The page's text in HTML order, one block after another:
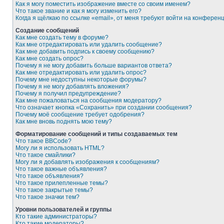
Как я могу поместить изображение вместе со своим именем?
Что такое звание и как я могу изменить его?
Когда я щёлкаю по ссылке «email», от меня требуют войти на
Создание сообщений
Как мне создать тему в форуме?
Как мне отредактировать или удалить сообщение?
Как мне добавить подпись к своему сообщению?
Как мне создать опрос?
Почему я не могу добавить больше вариантов ответа?
Как мне отредактировать или удалить опрос?
Почему мне недоступны некоторые форумы?
Почему я не могу добавлять вложения?
Почему я получил предупреждение?
Как мне пожаловаться на сообщения модератору?
Что означает кнопка «Сохранить» при создании сообщения?
Почему моё сообщение требует одобрения?
Как мне вновь поднять мою тему?
Форматирование сообщений и типы создаваемых тем
Что такое BBCode?
Могу ли я использовать HTML?
Что такое смайлики?
Могу ли я добавлять изображения к сообщениям?
Что такое важные объявления?
Что такое объявления?
Что такое прилепленные темы?
Что такое закрытые темы?
Что такое значки тем?
Уровни пользователей и группы
Кто такие администраторы?